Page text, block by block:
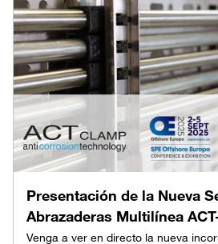
Presentación de la Nueva
Abrazaderas Multilínea
Venga a ver en directo la nueva